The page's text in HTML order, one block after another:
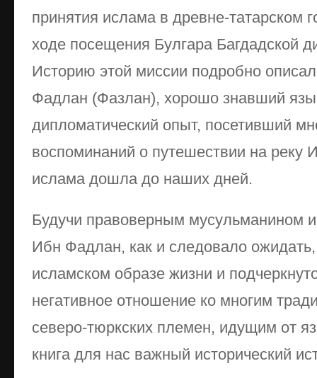
принятия ислама в древне-татарском
ходе посещения Булгара Багдадской
Историю этой миссии подробно
Фадлан (Фазлан), хорошо знавший
дипломатический опыт, посетивший
воспоминаний о путешествии на реку
ислама дошла до наших дней.
Будучи правоверным мусульманином
Ибн Фадлан, как и следовало
исламском образе жизни и
негативное отношение ко многим
северо-тюркских племен, идущим от
книга для нас важный исторический